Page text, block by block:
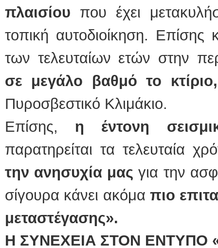
πλαισίου που έχει
τοπική αυτοδιοίκηση. Επίσης
των τελευταίων ετών στην
σε μεγάλο βαθμό το κτίριο,
Πυροσβεστικό Κλιμάκιο.
Επίσης, η έντονη
παρατηρείται τα τελευταία
την ανησυχία μαςγια την
σίγουρα κάνει ακόμα πιο
μεταστέγασης».
Η ΣΥΝΕΧΕΙΑ ΣΤΟΝ ΕΝΤΥΠΟ